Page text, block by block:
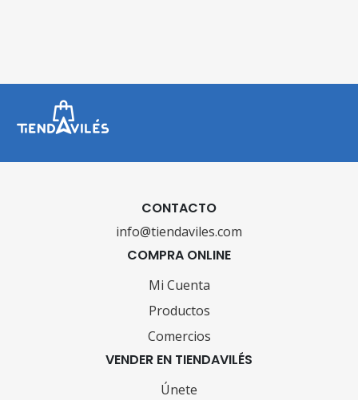
CONTACTO
info@tiendaviles.com
COMPRA ONLINE
Mi Cuenta
Productos
Comercios
VENDER EN TIENDAVILÉS
Únete